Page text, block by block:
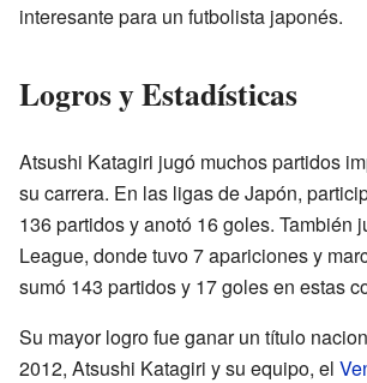
interesante para un futbolista japonés.
Logros y Estadísticas
Atsushi Katagiri jugó muchos partidos
su carrera. En las ligas de Japón,
136 partidos y anotó 16 goles. También
League, donde tuvo 7 apariciones y
sumó 143 partidos y 17 goles en estas
Su mayor logro fue ganar un título
2012, Atsushi Katagiri y su equipo, el